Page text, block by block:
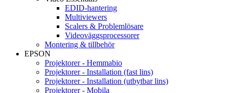
EDID-hantering
Multiviewers
Scalers & Problemlösare
Videoväggsprocessorer
Montering & tillbehör
EPSON
Projektorer - Hemmabio
Projektorer - Installation (fast lins)
Projektorer - Installation (utbytbar lins)
Projektorer - Mobila